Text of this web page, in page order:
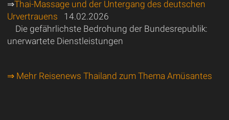
⇒Thai-Massage und der Untergang des deutschen
Urvertrauens 14.02.2026
Die gefährlichste Bedrohung der Bundesrepublik:
unerwartete Dienstleistungen
⇒ Mehr Reisenews Thailand zum Thema Amüsantes